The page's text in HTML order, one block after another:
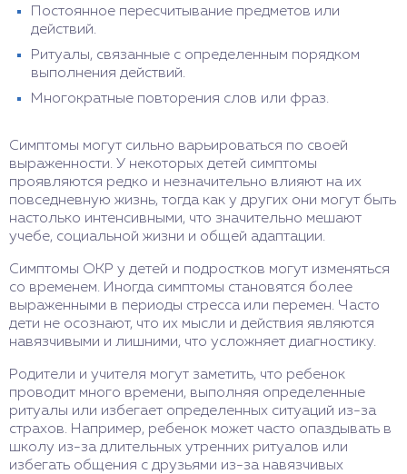
Постоянное пересчитывание предметов или
действий.
Ритуалы, связанные с определенным порядком
выполнения действий.
Многократные повторения слов или фраз.
Симптомы могут сильно варьироваться по своей
выраженности. У некоторых детей симптомы
проявляются редко и незначительно влияют на их
повседневную жизнь, тогда как у других они могут быть
настолько интенсивными, что значительно мешают
учебе, социальной жизни и общей адаптации.
Симптомы ОКР у детей и подростков могут изменяться
со временем. Иногда симптомы становятся более
выраженными в периоды стресса или перемен. Часто
дети не осознают, что их мысли и действия являются
навязчивыми и лишними, что усложняет диагностику.
Родители и учителя могут заметить, что ребенок
проводит много времени, выполняя определенные
ритуалы или избегает определенных ситуаций из-за
страхов. Например, ребенок может часто опаздывать в
школу из-за длительных утренних ритуалов или
избегать общения с друзьями из-за навязчивых